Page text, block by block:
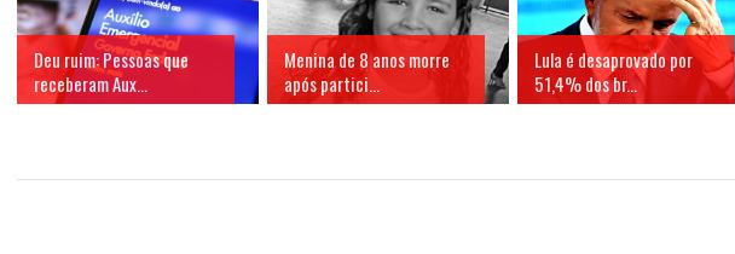
Deu ruim: Pessoas que
receberam Aux...
Menina de 8 anos morre
após partici...
Lula é desaprovado por
51,4% dos br...